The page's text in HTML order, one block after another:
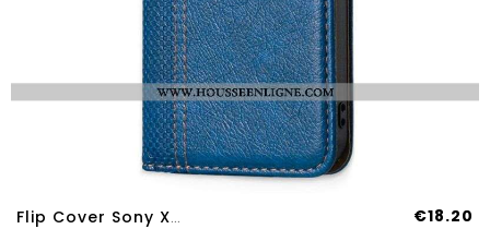
Flip Cover Sony Xperia 10 IV Simili Cuir Vintage €18.20